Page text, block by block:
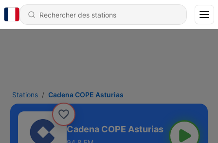
Stations Cadena COPE Asturias
Cadena COPE Asturias